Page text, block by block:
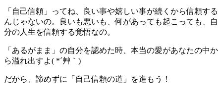
「自己信頼」ってね、良い事や嬉しい事が続くから信頼する
んじゃないの。良いも悪いも、何があっても起こっても、自
分の人生を信頼する覚悟なの。
「あるがまま」の自分を認めた時、本当の愛があなたの中か
ら溢れ出すよ( *´艸｀)
だから、諦めずに「自己信頼の道」を進もう！